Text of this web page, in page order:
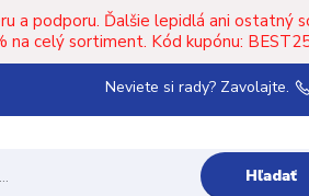
a podporu. Ďalšie lepidlá ani
na celý sortiment. Kód kupónu:
Hľadať
Neviete si rady? Zavolajte.